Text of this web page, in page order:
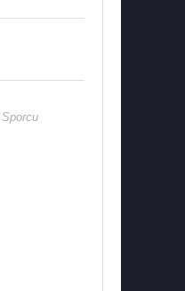
Sporcu